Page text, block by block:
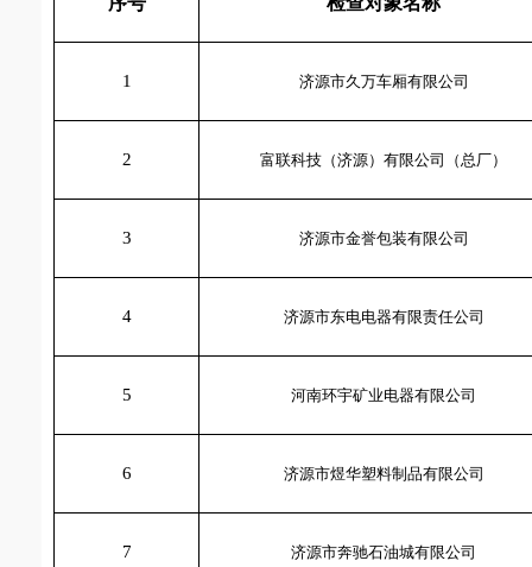
1 济源市久万车厢有限公司
2 富联科技（济源）有限公司（总厂）
3 济源市金誉包装有限公司
4 济源市东电电器有限责任公司
5 河南环宇矿业电器有限公司
6 济源市煜华塑料制品有限公司
7 济源市奔驰石油城有限公司